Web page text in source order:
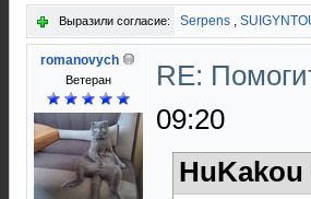
Выразили согласие: Serpens ,
romanovych
Ветеран
RE:
09:20
HuKakou